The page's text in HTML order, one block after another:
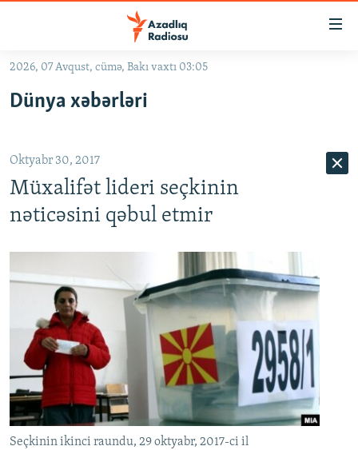
Əsas
qayıt
qayıt
Axtarışa
#İZAHLA
#ƏSLINDƏ
MULTIMEDIA
VIDEO
FOTOQALEREYA
İNFOQRAFIKA
KARIKATURA
RADIO ARXIV
OXU ZALI
AZƏRBAYCAN ƏDƏBIYYATI KITABXANASI
İSLAM VƏ DEMOKRATIYA
HAQQIMIZDA
MISSIYAMIZ
PEŞƏ ETIKASI VƏ JURNALISTIKA STANDARTLARIMIZ
BIZI IZLƏ
2026, 07 Avqust, cümə, Bakı vaxtı 03:05
Dünya xəbərləri
Oktyabr 30, 2017
Müxalifət lideri seçkinin
nəticəsini qəbul etmir
Seçkinin ikinci raundu, 29 oktyabr, 2017-ci il